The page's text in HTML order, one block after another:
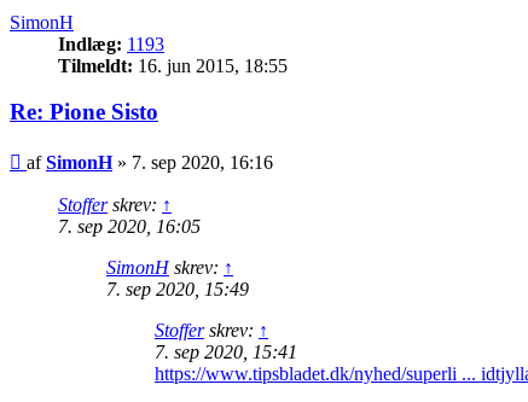
SimonH
Indlæg: 1193
Tilmeldt: 16. jun 2015, 18:55
Re: Pione Sisto
Indlæg
afSimonH» 7. sep 2020, 16:16
Stofferskrev: ↑
7. sep 2020, 16:05
SimonHskrev: ↑
7. sep 2020, 15:49
Stofferskrev: ↑
7. sep 2020, 15:41
https://www.tipsbladet.dk/nyhed/superli ...